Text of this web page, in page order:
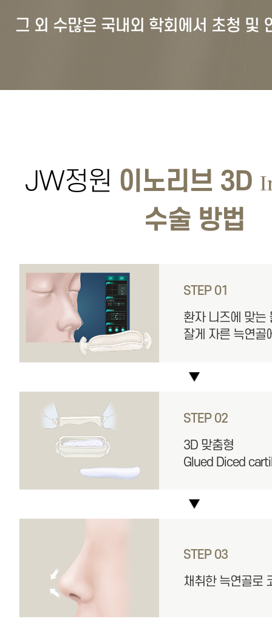
그 외 수많은 국내외 학회에서 초청 및
JW정원 이노리브 3D
수술 방법
STEP 01
환자 니즈에 맞는
잘게 자른 늑연골
STEP 02
3D 맞춤형
Glued Diced
STEP 03
채취한 늑연골로